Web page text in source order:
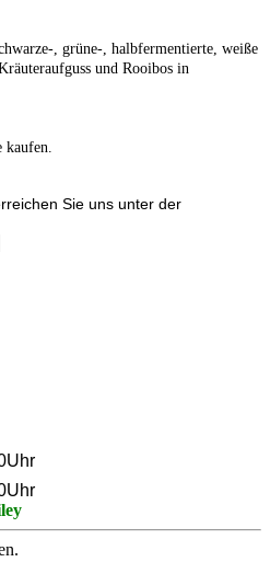
, grüne-, halbfermentierte, weiße
und Rooibos in
kaufen.
Sie uns unter der
Uhr
Uhr